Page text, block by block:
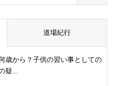
道場紀行
歳から？子供の習い事としての
疑...